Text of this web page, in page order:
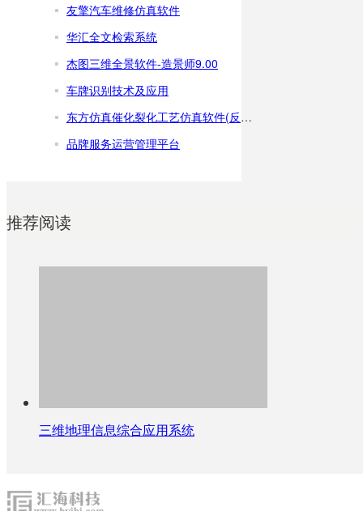
友擎汽车维修仿真软件
华汇全文检索系统
杰图三维全景软件-造景师9.00
车牌识别技术及应用
东方仿真催化裂化工艺仿真软件(反再部分)
品牌服务运营管理平台
推荐阅读
三维地理信息综合应用系统